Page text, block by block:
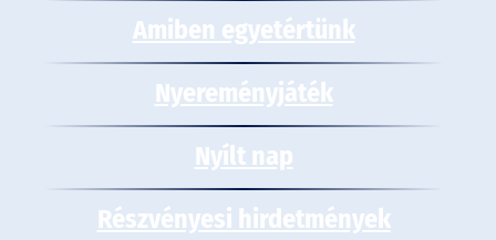
Amiben egyetértünk
Nyereményjáték
Nyílt nap
Részvényesi hirdetmények